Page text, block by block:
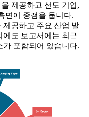
제공하고 선도 기업,
면에 중점을 둡니다.
제공하고 주요 산업 발
에도 보고서에는 최근
가 포함되어 있습니다.